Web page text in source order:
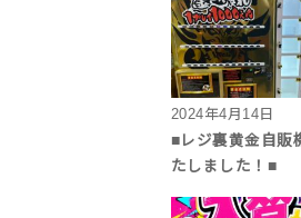
2024年4月14日
■レジ裏黄金自販
たしました！■